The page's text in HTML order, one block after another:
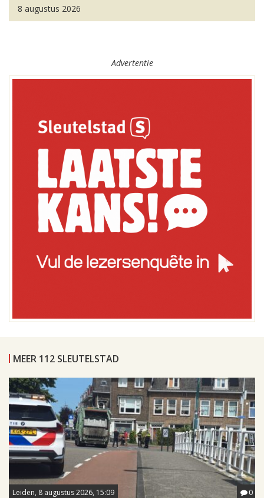
8 augustus 2026
Advertentie
MEER 112 SLEUTELSTAD
Leiden, 8 augustus 2026, 15:09 0